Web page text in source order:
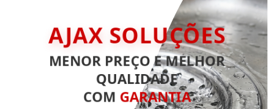
AJAX SOLUÇÕES
MENOR PREÇO E MELHOR
QUALIDADE
COM GARANTIA